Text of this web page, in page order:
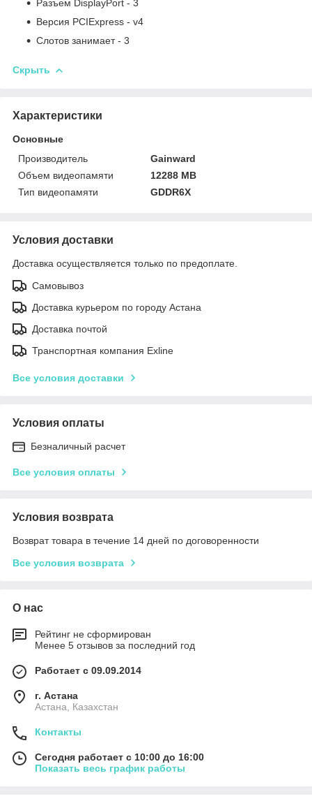
Разъем DisplayPort - 3
Версия PCIExpress - v4
Слотов занимает - 3
Скрыть
Характеристики
Основные
Производитель
Gainward
Объем видеопамяти
12288 MB
Тип видеопамяти
GDDR6X
Условия доставки
Доставка осуществляется только по предоплате.
Самовывоз
Доставка курьером по городу Астана
Доставка почтой
Транспортная компания Exline
Все условия доставки
Условия оплаты
Безналичный расчет
Все условия оплаты
Условия возврата
Возврат товара в течение 14 дней по договоренности
Все условия возврата
О нас
Рейтинг не сформирован
Менее 5 отзывов за последний год
Работает с 09.09.2014
г. Астана
Астана, Казахстан
Контакты
Сегодня работает с 10:00 до 16:00
Показать весь график работы